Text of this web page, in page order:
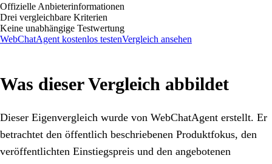
Offizielle Anbieterinformationen
Drei vergleichbare Kriterien
Keine unabhängige Testwertung
WebChatAgent kostenlos testenVergleich ansehen
Was dieser Vergleich abbildet
Dieser Eigenvergleich wurde von WebChatAgent erstellt. Er
betrachtet den öffentlich beschriebenen Produktfokus, den
veröffentlichten Einstiegspreis und den angebotenen